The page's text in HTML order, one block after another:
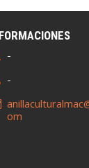
-
-
om